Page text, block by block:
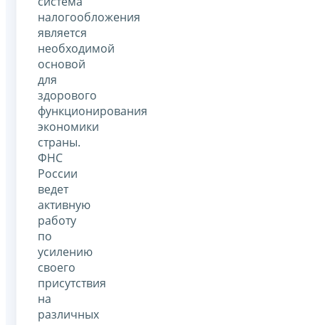
налогообложения
является
необходимой
основой
для
здорового
функционирования
экономики
страны.
ФНС
России
ведет
активную
работу
по
усилению
своего
присутствия
на
различных